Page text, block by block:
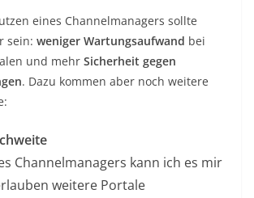
eines Channelmanagers sollte
sein: weniger Wartungsaufwand bei
und mehr Sicherheit gegen
. Dazu kommen aber noch weitere
Channelmanagers kann ich es mir
weitere Portale